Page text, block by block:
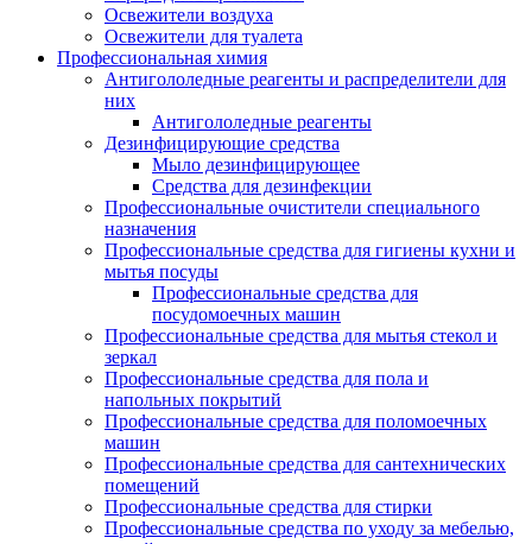
Освежители воздуха
Освежители для туалета
Профессиональная химия
Антигололедные реагенты и распределители для
них
Антигололедные реагенты
Дезинфицирующие средства
Мыло дезинфицирующее
Средства для дезинфекции
Профессиональные очистители специального
назначения
Профессиональные средства для гигиены кухни и
мытья посуды
Профессиональные средства для
посудомоечных машин
Профессиональные средства для мытья стекол и
зеркал
Профессиональные средства для пола и
напольных покрытий
Профессиональные средства для поломоечных
машин
Профессиональные средства для сантехнических
помещений
Профессиональные средства для стирки
Профессиональные средства по уходу за мебелью,